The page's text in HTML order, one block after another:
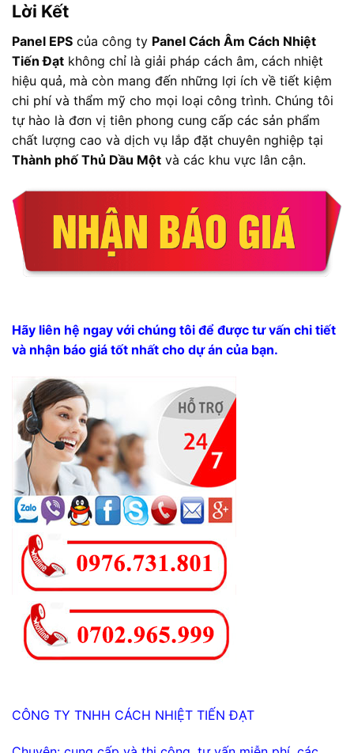
Lời Kết
Panel EPS của công ty Panel Cách Âm Cách Nhiệt
Tiến Đạt không chỉ là giải pháp cách âm, cách nhiệt
hiệu quả, mà còn mang đến những lợi ích về tiết kiệm
chi phí và thẩm mỹ cho mọi loại công trình. Chúng tôi
tự hào là đơn vị tiên phong cung cấp các sản phẩm
chất lượng cao và dịch vụ lắp đặt chuyên nghiệp tại
Thành phố Thủ Dầu Một và các khu vực lân cận.
Hãy liên hệ ngay với chúng tôi để được tư vấn chi tiết
và nhận báo giá tốt nhất cho dự án của bạn.
CÔNG TY TNHH CÁCH NHIỆT TIẾN ĐẠT